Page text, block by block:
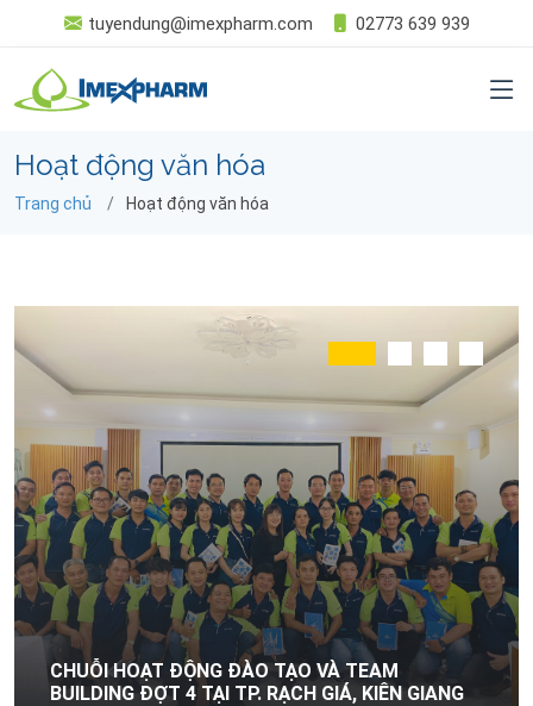
tuyendung@imexpharm.com 02773 639 939
Hoạt động văn hóa
Trang chủ Hoạt động văn hóa
ĐÀO TẠO VÀ TEAM
TẠI TP. RẠCH GIÁ, KIÊN GIANG
IMEXPHARM VÀ